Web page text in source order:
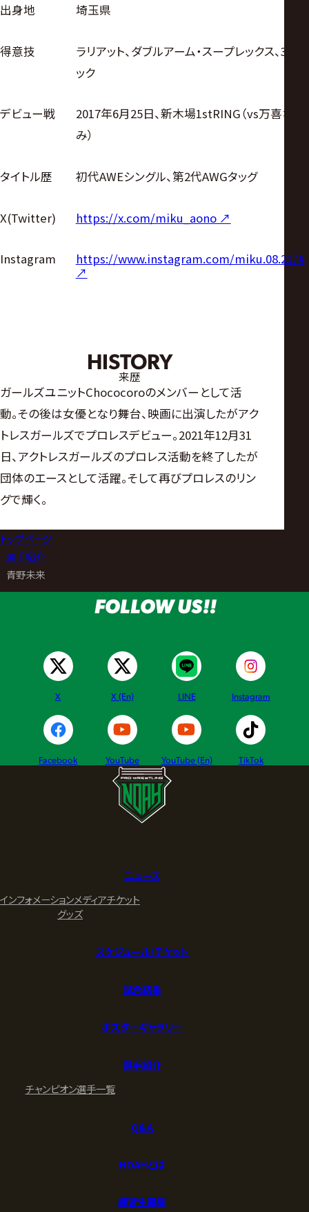
出身地 埼玉県
得意技
ラリアット、ダブルアーム・スープレックス、39ロ
ック
デビュー戦
2017年6月25日、新木場1stRING（vs万喜なつ
み）
タイトル歴 初代AWEシングル、第2代AWGタッグ
X(Twitter) https://x.com/miku_aono ↗︎
Instagram
https://www.instagram.com/miku.08.21/#
↗︎
HISTORY
来歴
ガールズユニットChococoroのメンバーとして活
動。その後は女優となり舞台、映画に出演したがアク
トレスガールズでプロレスデビュー。2021年12月31
日、アクトレスガールズのプロレス活動を終了したが
団体のエースとして活躍。そして再びプロレスのリン
グで輝く。
トップページ
選手紹介
青野未来
FOLLOW US!!
X X (En) LINE Instagram
Facebook YouTube YouTube (En) TikTok
ニュース
インフォメーションメディアチケット
グッズ
スケジュール/チケット
試合結果
ポスターギャラリー
選手紹介
チャンピオン選手一覧
Q&A
NOAHとは
練習生募集